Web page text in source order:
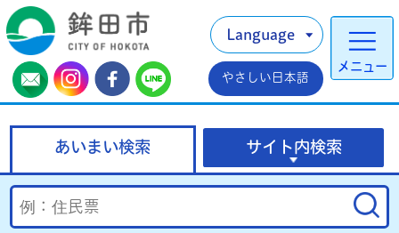
メニュー
Language
やさしい日本語
あいまい検索 サイト内検索